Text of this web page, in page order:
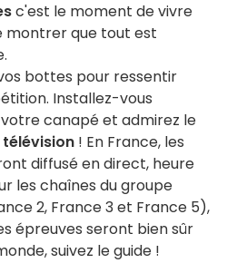
c'est le moment de vivre
montrer que tout est
bottes pour ressentir
Installez-vous
canapé et admirez le
télévision ! En France, les
diffusé en direct, heure
les chaînes du groupe
2, France 3 et France 5),
épreuves seront bien sûr
suivez le guide !